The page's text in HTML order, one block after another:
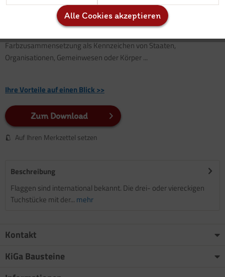
Flaggen sind international bekannt. Die drei- oder viereckigen
Farbzusammensetzung als Kennzeichen von Staaten,
Organisationen, Gemeinwesen oder Körper ...
Ihre Vorteile auf einen Blick >>
Zum Download
Auf Ihren Merkzettel setzen
Beschreibung
Flaggen sind international bekannt. Die drei- oder viereckigen
Tuchstücke mit der... mehr
Kontakt
KiGa Bausteine
Inaktiv
Alle Cookies akzeptieren